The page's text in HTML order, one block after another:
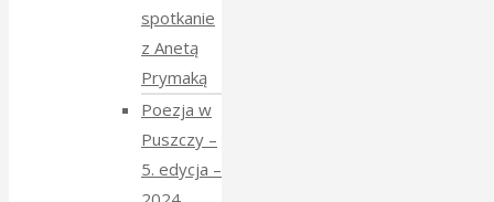
spotkanie
z Anetą
Prymaką
Poezja w
Puszczy –
5. edycja –